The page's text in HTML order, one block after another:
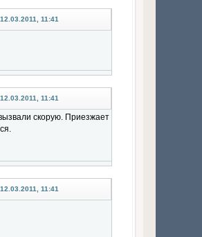
11:41
11:41
скорую. Приезжает
11:41